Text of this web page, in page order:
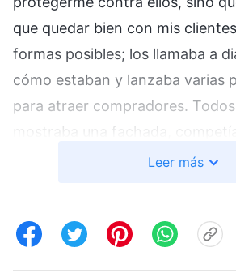
que quedar bien con mis
formas posibles; los llamaba a
cómo estaban y lanzaba varias
para atraer compradores.
mostraba una fachada,
como solapadamente con mis
mi cansancio era tal que me
Leer más